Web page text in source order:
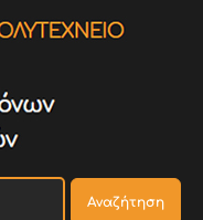
Αναζήτηση